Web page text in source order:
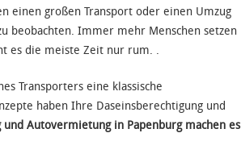
einen großen Transport oder einen Umzug
beobachten. Immer mehr Menschen setzen
es die meiste Zeit nur rum. .
Transporters eine klassische
haben Ihre Daseinsberechtigung und
Autovermietung in Papenburg machen es